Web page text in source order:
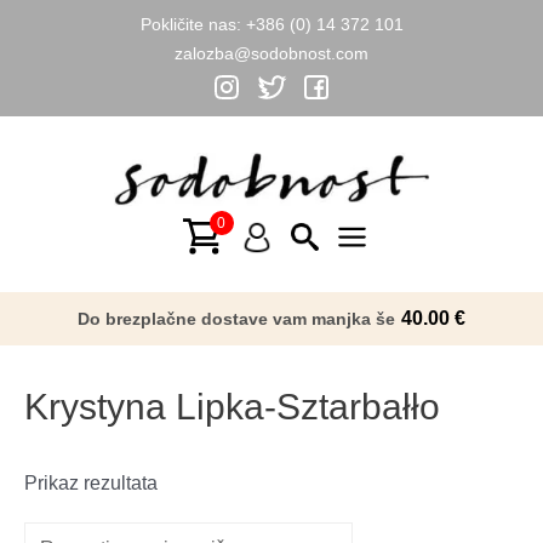
Pokličite nas: +386 (0) 14 372 101
zalozba@sodobnost.com
Menu
Do brezplačne dostave vam manjka še 40.00 €
Krystyna Lipka-Sztarbałło
Prikaz rezultata